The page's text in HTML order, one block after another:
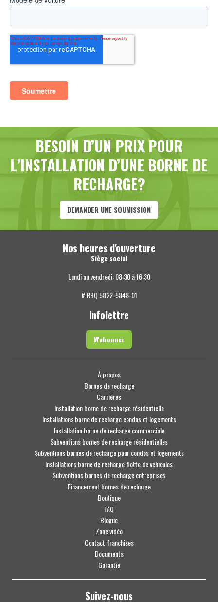
BESOIN D’UN PRIX POUR
L’INSTALLATION D’UNE BORNE DE
RECHARGE?
DEMANDER UNE SOUMISSION
Nos heures d'ouverture
Siège social
Lundi au vendredi: 08:30 à 16:30
# RBQ 5822-5848-01
Infolettre
M'abonner
À propos
Bornes de recharge
Carrières
Installation borne de recharge résidentielle
Installations borne de recharge condos et logements
Installation borne de recharge commerciale
Subventions bornes de recharge résidentielles
Subventions bornes de recharge pour condos et logements
Installations borne de recharge flotte de véhicules
Subventions bornes de recharge entreprises
Financement bornes de recharge
Boutique
FAQ
Blogue
Zone vidéo
Contact franchises
Documents
Garantie
Suivez-nous